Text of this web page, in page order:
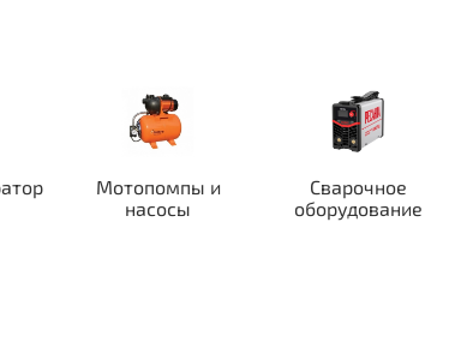
Мотопомпы и
насосы
Сварочное
оборудование